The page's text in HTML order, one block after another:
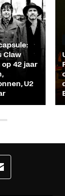
Claw
42 jaar
U2